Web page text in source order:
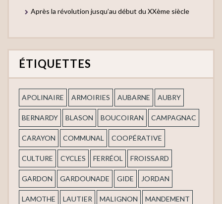
Après la révolution jusqu’au début du XXème siècle
ÉTIQUETTES
APOLINAIRE ARMOIRIES AUBARNE AUBRY
BERNARDY BLASON BOUCOIRAN CAMPAGNAC
CARAYON COMMUNAL COOPÉRATIVE
CULTURE CYCLES FERRÉOL FROISSARD
GARDON GARDOUNADE GIDE JORDAN
LAMOTHE LAUTIER MALIGNON MANDEMENT